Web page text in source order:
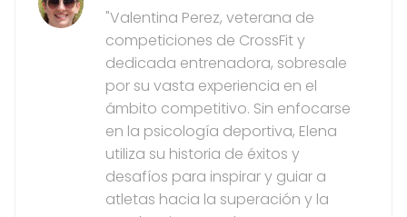
"Valentina Perez, veterana de
competiciones de CrossFit y
dedicada entrenadora, sobresale
por su vasta experiencia en el
ámbito competitivo. Sin enfocarse
en la psicología deportiva, Elena
utiliza su historia de éxitos y
desafíos para inspirar y guiar a
atletas hacia la superación y la